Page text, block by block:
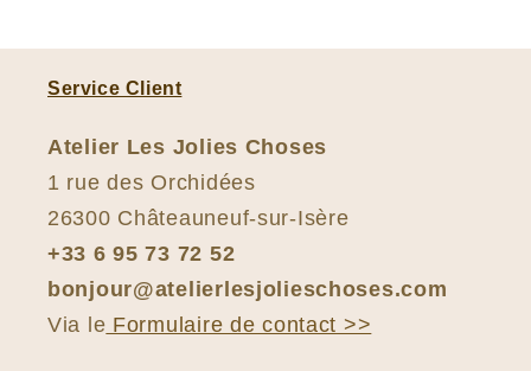
Service Client
Atelier Les Jolies Choses
1 rue des Orchidées
26300 Châteauneuf-sur-Isère
+33 6 95 73 72 52
bonjour@atelierlesjolieschoses.com
Via le Formulaire de contact >>